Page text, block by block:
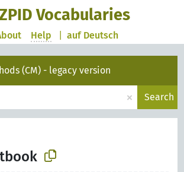
Vocabularies
auf Deutsch
Help
(CM) - legacy version
× Search